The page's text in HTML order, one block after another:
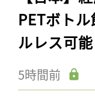
PETボト
ルレス可
5時間前